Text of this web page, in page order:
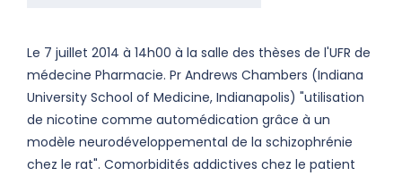
Le 7 juillet 2014 à 14h00 à la salle des thèses de l'UFR de
médecine Pharmacie. Pr Andrews Chambers (Indiana
University School of Medicine, Indianapolis) "utilisation
de nicotine comme automédication grâce à un
modèle neurodéveloppemental de la schizophrénie
chez le rat". Comorbidités addictives chez le patient